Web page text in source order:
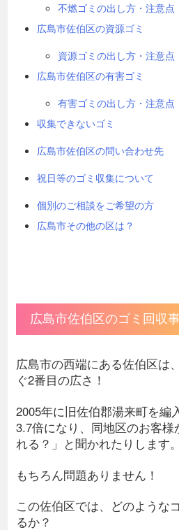
不燃ゴミの出し方・注意点
広島市佐伯区の資源ゴミ
資源ゴミの出し方・注意点
広島市佐伯区の有害ゴミ
有害ゴミの出し方・注意点
収集できないゴミ
広島市佐伯区の問い合わせ先
祝日等のゴミ収集について
個別のご相談をご希望の方
広島市その他の区は？
広島市佐伯区のゴミ回収
広島市の西端にある佐伯区は
ぐ2番目の広さ！
2005年に旧佐伯郡湯来町を編
3.7倍になり、同地区のお客様
れる？」と聞かれたりします。
もちろん問題ありません！
この佐伯区では、どのような
るか？